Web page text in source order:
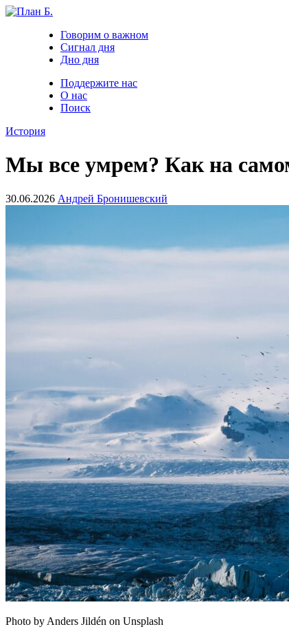
Говорим о важном
Сигнал дня
Дно дня
Поддержите нас
О нас
Поиск
История
Мы все умрем? Как на
30.06.2026 Андрей Бронишевский
Photo by Anders Jildén on Unsplash